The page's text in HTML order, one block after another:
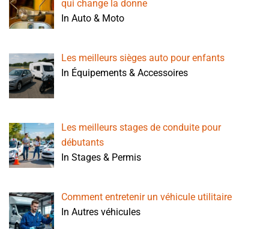
qui change la donne
In Auto & Moto
Les meilleurs sièges auto pour enfants
In Équipements & Accessoires
Les meilleurs stages de conduite pour
débutants
In Stages & Permis
Comment entretenir un véhicule utilitaire
In Autres véhicules